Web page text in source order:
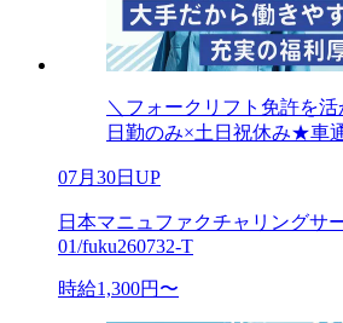
＼フォークリフト免許を
日勤のみ×土日祝休み★車
07月30日UP
日本マニュファクチャリングサ
01/fuku260732-T
時給1,300円〜